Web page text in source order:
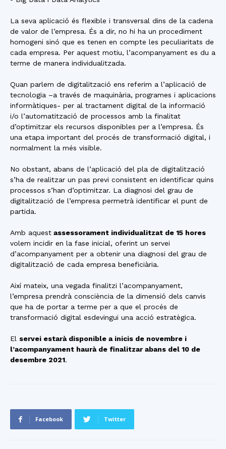
La seva aplicació és flexible i transversal dins de la cadena
de valor de l’empresa. És a dir, no hi ha un procediment
homogeni sinó que es tenen en compte les peculiaritats de
cada empresa. Per aquest motiu, l’acompanyament es du a
terme de manera individualitzada.
Quan parlem de digitalització ens referim a l’aplicació de
tecnologia –a través de maquinària, programes i aplicacions
informàtiques- per al tractament digital de la informació
i/o l’automatització de processos amb la finalitat
d’optimitzar els recursos disponibles per a l’empresa. És
una etapa important del procés de transformació digital, i
normalment la més visible.
No obstant, abans de l’aplicació del pla de digitalització
s’ha de realitzar un pas previ consistent en identificar quins
processos s’han d’optimitzar. La diagnosi del grau de
digitalització de l’empresa permetrà identificar el punt de
partida.
Amb aquest assessorament individualitzat de 15 hores
volem incidir en la fase inicial, oferint un servei
d’acompanyament per a obtenir una diagnosi del grau de
digitalització de cada empresa beneficiària.
Així mateix, una vegada finalitzi l’acompanyament,
l’empresa prendrà consciència de la dimensió dels canvis
que ha de portar a terme per a que el procés de
transformació digital esdevingui una acció estratègica.
El servei estarà disponible a inicis de novembre i
l’acompanyament haurà de finalitzar abans del 10 de
desembre 2021.
Facebook Twitter